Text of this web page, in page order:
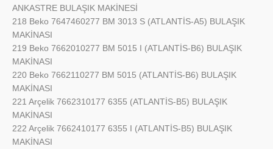
ANKASTRE BULAŞIK MAKİNESİ
218 Beko 7647460277 BM 3013 S (ATLANTİS-A5) BULAŞIK
MAKİNASI
219 Beko 7662010277 BM 5015 I (ATLANTİS-B6) BULAŞIK
MAKİNASI
220 Beko 7662110277 BM 5015 (ATLANTİS-B6) BULAŞIK
MAKİNASI
221 Arçelik 7662310177 6355 (ATLANTİS-B5) BULAŞIK
MAKİNASI
222 Arçelik 7662410177 6355 I (ATLANTİS-B5) BULAŞIK
MAKİNASI